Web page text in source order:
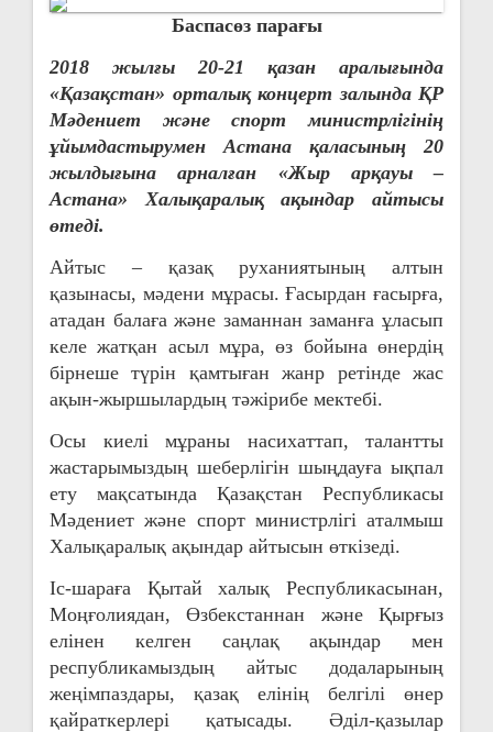
Баспасөз парағы
2018 жылғы 20-21 қазан аралығында
«Қазақстан» орталық концерт залында ҚР
Мәдениет және спорт министрлігінің
ұйымдастырумен Астана қаласының 20
жылдығына арналған «Жыр арқауы –
Астана» Халықаралық ақындар айтысы
өтеді.
Айтыс – қазақ руханиятының алтын
қазынасы, мәдени мұрасы. Ғасырдан ғасырға,
атадан балаға және заманнан заманға ұласып
келе жатқан асыл мұра, өз бойына өнердің
бірнеше түрін қамтыған жанр ретінде жас
ақын-жыршылардың тәжірибе мектебі.
Осы киелі мұраны насихаттап, талантты
жастарымыздың шеберлігін шыңдауға ықпал
ету мақсатында Қазақстан Республикасы
Мәдениет және спорт министрлігі аталмыш
Халықаралық ақындар айтысын өткізеді.
Іс-шараға Қытай халық Республикасынан,
Моңғолиядан, Өзбекстаннан және Қырғыз
елінен келген саңлақ ақындар мен
республикамыздың айтыс додаларының
жеңімпаздары, қазақ елінің белгілі өнер
қайраткерлері қатысады. Әділ-қазылар
г
а
ц
и
я
п
о
з
а
п
и
с
я
м